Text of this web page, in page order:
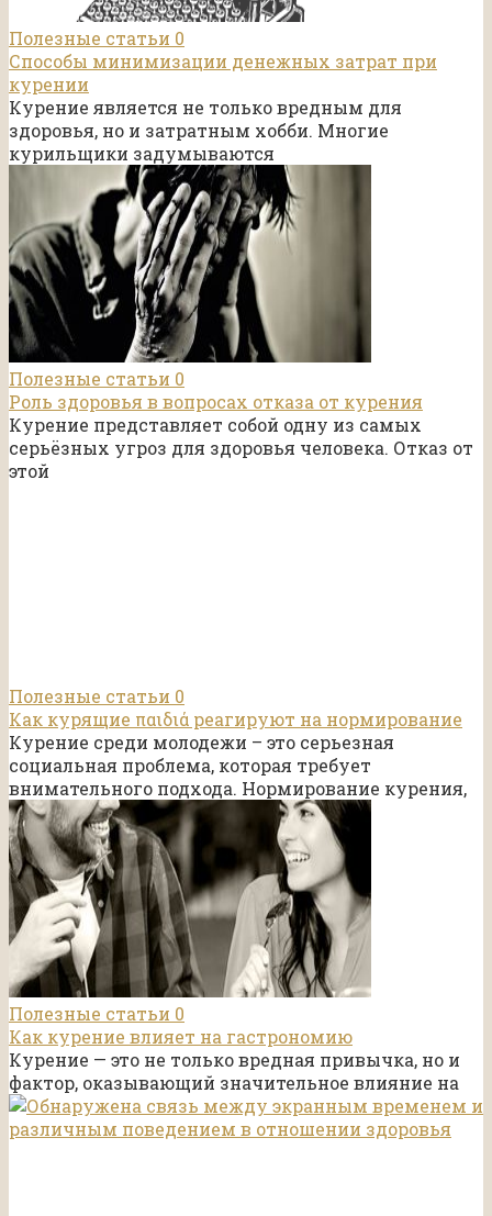
Полезные статьи 0
Способы минимизации денежных затрат при
курении
Курение является не только вредным для
здоровья, но и затратным хобби. Многие
курильщики задумываются
Полезные статьи 0
Роль здоровья в вопросах отказа от курения
Курение представляет собой одну из самых
серьёзных угроз для здоровья человека. Отказ от
этой
Полезные статьи 0
Как курящие παιδιά реагируют на нормирование
Курение среди молодежи – это серьезная
социальная проблема, которая требует
внимательного подхода. Нормирование курения,
Полезные статьи 0
Как курение влияет на гастрономию
Курение — это не только вредная привычка, но и
фактор, оказывающий значительное влияние на